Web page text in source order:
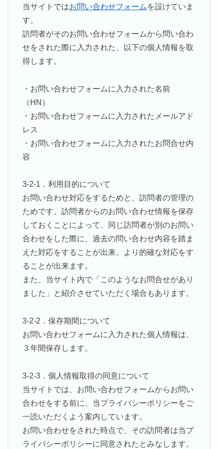
当サイトではお問い合わせフォーム を設けていま
す。
訪問者がそのお問い合わせフォームから問い合わ
せをされた際に入力された、以下の個人情報を取
得します。
・お問い合わせフォームに入力された名前
（HN）
・お問い合わせフォームに入力されたメールアド
レス
・お問い合わせフォームに入力されたお問合せ内
容
3-2-1．利用目的について
お問い合わせ対応をするためと、訪問者の管理の
ためです。訪問者からのお問い合わせ情報を保存
しておくことによって、同じ訪問者が別のお問い
合わせをした際に、過去の問い合わせ内容を踏ま
えた対応をすることが出来、より的確な対応をす
ることが出来ます。
また、当サイト内で「このようなお問合せがあり
ました」と紹介させていただく場合もあります。
3-2-2．保存期間について
お問い合わせフォームに入力された個人情報は、
３年間保存します。
3-2-3．個人情報取得の同意について
当サイトでは、お問い合わせフォームからお問い
合わせをする前に、当プライバシーポリシーをご
一読いただくよう案内しています。
お問い合わせをされた時点で、その訪問者は当プ
ライバシーポリシーに同意されたとみなします。